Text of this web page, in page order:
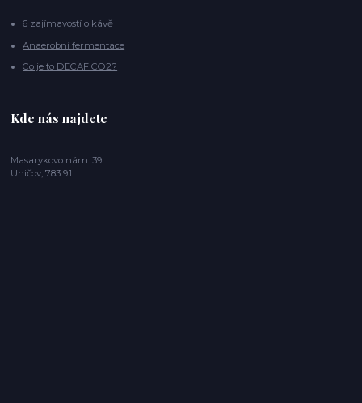
6 zajímavostí o kávě
Anaerobní fermentace
Co je to DECAF CO2?
Kde nás najdete
Masarykovo nám. 39
Uničov, 783 91